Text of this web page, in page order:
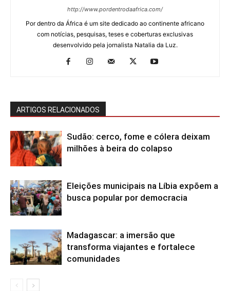
http://www.pordentrodaafrica.com/
Por dentro da África é um site dedicado ao continente africano
com notícias, pesquisas, teses e coberturas exclusivas
desenvolvido pela jornalista Natalia da Luz.
ARTIGOS RELACIONADOS
Sudão: cerco, fome e cólera deixam
milhões à beira do colapso
Eleições municipais na Líbia expõem a
busca popular por democracia
Madagascar: a imersão que
transforma viajantes e fortalece
comunidades